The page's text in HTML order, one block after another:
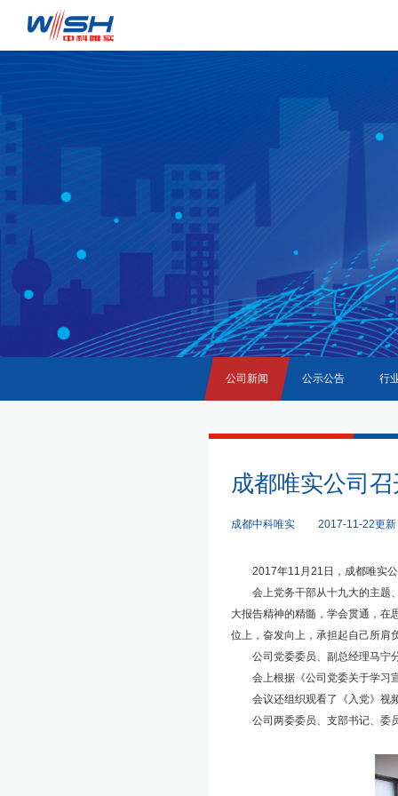
公司新闻 公示公告 行
成都唯实公司
成都中科唯实 2017-11-22更新
2017年11月21日，成都唯实公
会上党务干部从十九大的主题、
大报告精神的精髓，学会贯通，在
位上，奋发向上，承担起自己所肩
公司党委委员、副总经理马宁分
会上根据《公司党委关于学习宣
会议还组织观看了《入党》视频
公司两委委员、支部书记、委